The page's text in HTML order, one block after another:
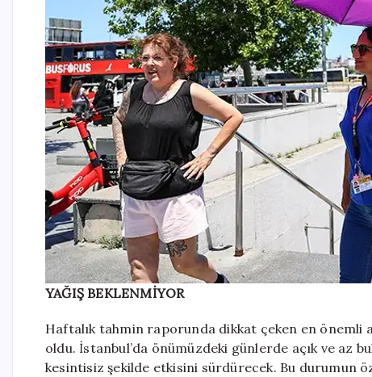
YAĞIŞ BEKLENMİYOR
Haftalık tahmin raporunda dikkat çeken en önemli
oldu. İstanbul’da önümüzdeki günlerde açık ve az
kesintisiz şekilde etkisini sürdürecek. Bu durumun